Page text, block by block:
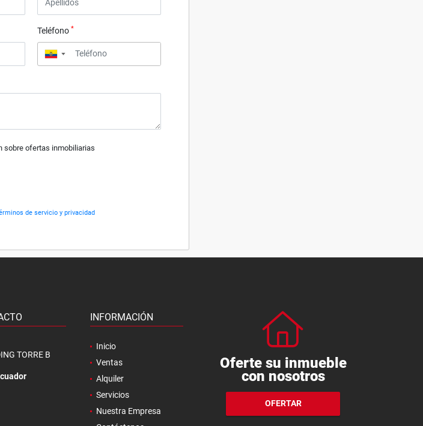
Teléfono *
▼
sobre ofertas inmobiliarias
de servicio y privacidad
TORRE B
INFORMACIÓN
Inicio
Ventas
Alquiler
Servicios
Nuestra Empresa
Oferte su inmueble
con nosotros
OFERTAR